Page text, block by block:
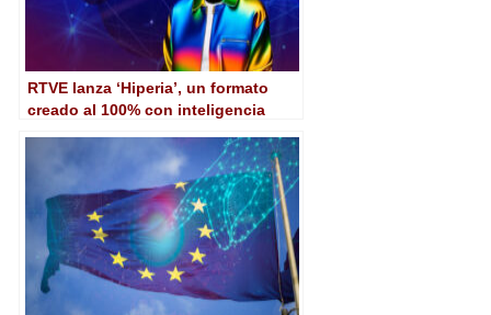
RTVE lanza ‘Hiperia’, un formato
creado al 100% con inteligencia